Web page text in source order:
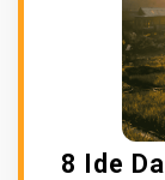
8 Ide